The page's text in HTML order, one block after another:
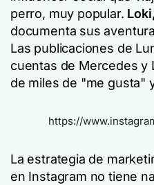
perro, muy popular.
documenta sus
Las publicaciones de
cuentas de Mercedes y
de miles de "me gusta"
https://
La estrategia de
en Instagram no tiene